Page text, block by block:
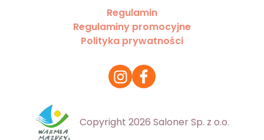
Regulamin
Regulaminy promocyjne
Polityka prywatności
Copyright 2026 Saloner Sp. z o.o.